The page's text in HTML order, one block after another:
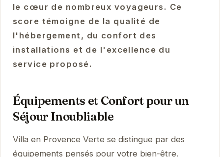
le cœur de nombreux voyageurs. Ce
score témoigne de la qualité de
l'hébergement, du confort des
installations et de l'excellence du
service proposé.
Équipements et Confort pour un
Séjour Inoubliable
Villa en Provence Verte se distingue par des
équipements pensés pour votre bien-être.